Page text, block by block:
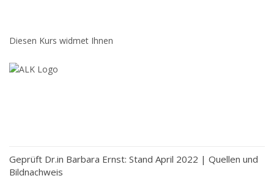
Diesen Kurs widmet Ihnen
Geprüft Dr.in Barbara Ernst: Stand April 2022 | Quellen und
Bildnachweis